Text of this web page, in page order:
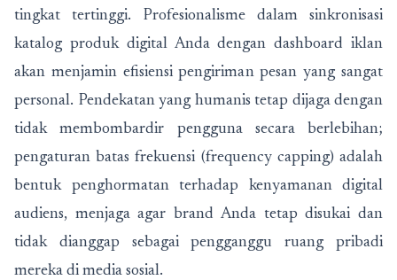
tingkat tertinggi. Profesionalisme dalam sinkronisasi
katalog produk digital Anda dengan dashboard iklan
akan menjamin efisiensi pengiriman pesan yang sangat
personal. Pendekatan yang humanis tetap dijaga dengan
tidak membombardir pengguna secara berlebihan;
pengaturan batas frekuensi (frequency capping) adalah
bentuk penghormatan terhadap kenyamanan digital
audiens, menjaga agar brand Anda tetap disukai dan
tidak dianggap sebagai pengganggu ruang pribadi
mereka di media sosial.